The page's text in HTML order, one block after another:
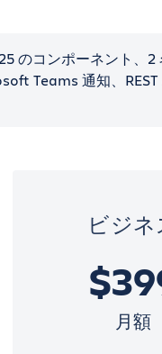
のコンポーネント、2
Teams 通知、REST
ビジネ
月額